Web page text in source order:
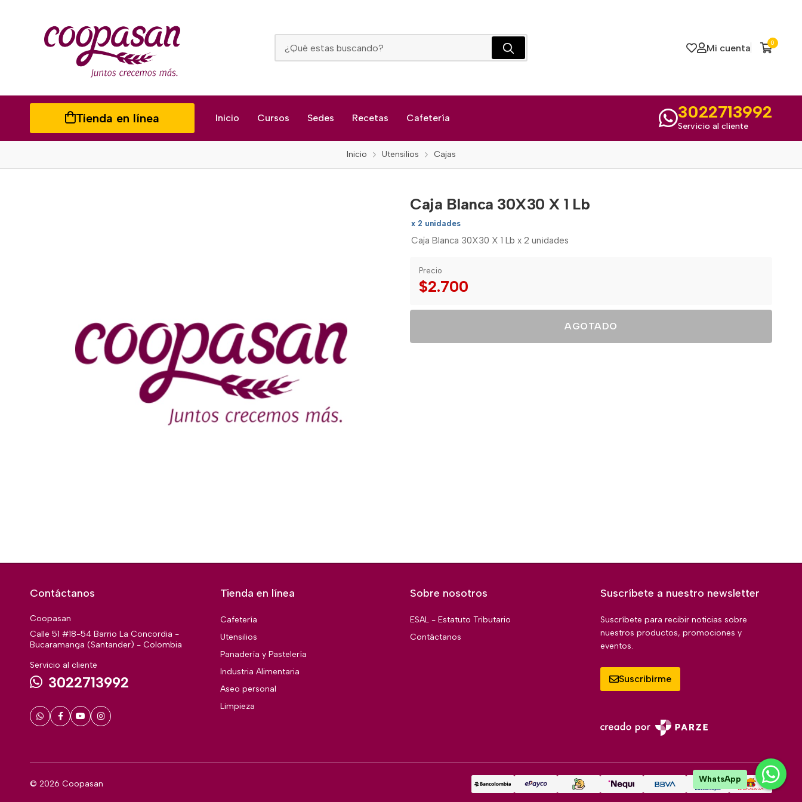
Mi cuenta 0
Tienda en línea Inicio Cursos Sedes Recetas Cafetería 3022713992
Servicio al cliente
Inicio Utensilios Cajas
Caja Blanca 30X30 X 1 Lb
x 2 unidades
Caja Blanca 30X30 X 1 Lb x 2 unidades
Precio
$2.700
AGOTADO
Contáctanos
Coopasan
Calle 51 #18-54 Barrio La Concordia -
Bucaramanga (Santander) - Colombia
Servicio al cliente
3022713992
Tienda en línea
Cafetería
Utensilios
Panadería y Pastelería
Industria Alimentaria
Aseo personal
Limpieza
Sobre nosotros
ESAL - Estatuto Tributario
Contáctanos
Suscríbete a nuestro newsletter
Suscríbete para recibir noticias sobre
nuestros productos, promociones y
eventos.
Suscribirme
© 2026 Coopasan WhatsApp